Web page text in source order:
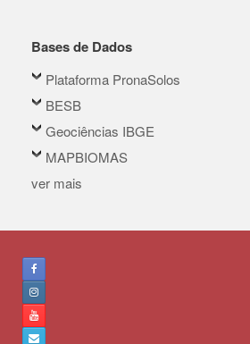
Bases de Dados
Plataforma PronaSolos
BESB
Geociências IBGE
MAPBIOMAS
ver mais